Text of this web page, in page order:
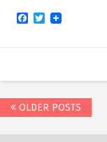
Facebook
Twitter
OLDER POSTS